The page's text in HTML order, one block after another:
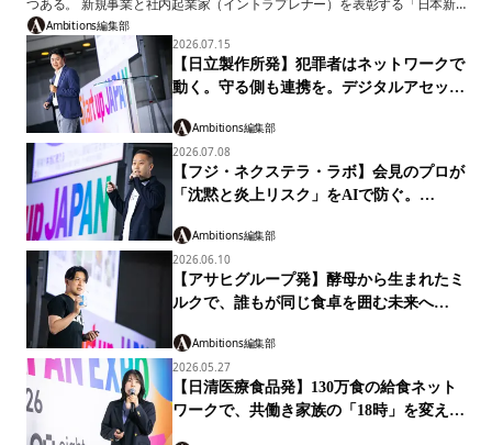
限に活用し、一気に社会実装を進める。そんなダイナミックな変革が起きつ
つある。 新規事業と社内起業家（イントラプレナー）を表彰する「日本新
規事業大賞」が、2026年に第3回を迎えた。本連載では、最終審査のピッチ
の模様を集中連載で届ける。 今回紹介するのは、「グロース部門」にエン
トリーした、三菱UFJフィナンシャル・グループのアコム株式会社発のスタ
ートアップ、GeNiE株式会社代表取締役社長・齊藤雄一郎氏のプレゼンだ。
消費者金融の審査に通らなかった7割の人たちを救いたい。その思いから生
まれた日本初のレンディングに特化した エンベデッド・ファイナンスサー
ビス「マネーのランプ」。大企業の中から飛び出した叩き上げ起業家が挑
む、新たな信用のデザインとは。
Ambitions編集部
2026.07.15
【日立製作所発】犯罪者はネットワークで
動く。守る側も連携を。デジタルアセット
取引AML共同化構想
Ambitions編集部
2026.07.08
【フジ・ネクステラ・ラボ】会見のプロが
「沈黙と炎上リスク」をAIで防ぐ。
「Live-QA」
Ambitions編集部
2026.06.10
【アサヒグループ発】酵母から生まれたミ
ルクで、誰もが同じ食卓を囲む未来へ
「LIKE MILK」
Ambitions編集部
2026.05.27
【日清医療食品発】130万食の給食ネット